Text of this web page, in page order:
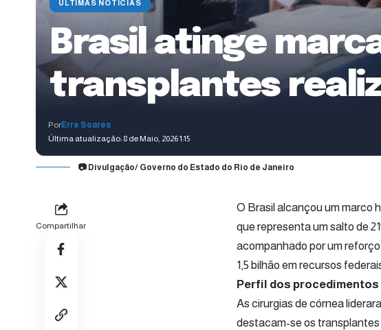
ÚLTIMAS NOTICIAS
Brasil atinge
transplantes
Última atualização: 8 de Maio, 2026 1:15
PorErre Soares
📷 Divulgação/ Governo do Estado do Rio de Janeiro
Compartilhar
O Brasil alcançou um marco
que representa um salto de
acompanhado por um
1,5 bilhão em recursos
Perfil dos
As cirurgias de córnea
destacam-se os transplantes